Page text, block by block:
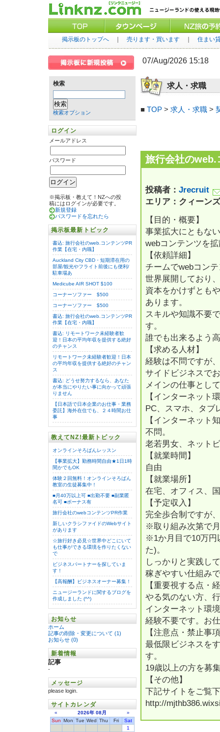
掲示板のトップへ｜ 売ります・買います｜ 住まい
検索
検索オプション
ログイン
メールアドレス
パスワード
※掲示板・教えて！NZへの投
稿にはログインが必要です。
新規登録
パスワードを忘れたら
掲示板最新トピック
書込: 旅行会社のweb.コンテンツPR
作業【在宅・内職】
Auckland City CBD・短期滞在用の
部屋/観光やフライト前後にも便利/
駐車場あ
Medicube AIR SHOT $100
コーナーソファー $500
コーナーソファー $500
書込: 旅行会社のweb.コンテンツPR
作業【在宅・内職】
書込: リモートワーク未経験者歓
迎！日本の平均年収を提供する絶好
のチャンス
リモートワーク未経験者歓迎！日本
の平均年収を提供する絶好のチャン
ス
書込: どうせ努力するなら、あなた
が本当にやりたい事に向かって頑張
りません
【日本語で日本企業のお仕事・業務
委託】海外在住でも、２４時間お仕
事
教えてNZ!最新トピック
オンラインそろばんレッスン
【事業拡大】勤務時間自由★1日1時
間かでもOK
体験２回無料！オンラインそろばん
教室の生徒募集中！
■月40万以上可 ■出勤不要 ■副業匿
名可 ■ボーナス有
旅行会社のwebコンテンツPR作業
新しいクラシファイドのWebサイト
があります
☆旅行好き必見☆世界中どこにいて
も仕事ができる環境を作りたくない
で
ビジネスパートナーを探していま
す！
【高報酬】ビジネスオーナー募集！
ニュージーランドに関するブログを
作成しました (^^)
お知らせ
ホーム
記事の削除・変更について (1)
お知らせ (0)
新着情報
記事
-
メッセージ
please login.
サイトカレンダ
« 2026年 08月
»
Sun Mon Tue Wed Thu Fri
Sat
1
07/Aug/2026 15:18
求人・求職
■ TOP> 求人・求職>
旅行会社のweb.
投稿者： Jrecruit
エリア：クィーン
【目的・概要】
事業拡大にともな
webコンテンツを
【依頼詳細】
チームでwebコン
世界展開しており
資本をかけずとも
あります。
スキルや知識不要
す。
誰でも出来るよう
【求める人材】
経験は不問ですが
サイドビジネスで
メインの仕事とし
【インターネット
PC、スマホ、タブ
【インターネット
不問。
老若男女、ネット
【就業時間】
自由
【就業場所】
在宅、オフィス、
【予定収入】
完全歩合制ですが
※取り組み次第で
※1か月目で10万円
た)。
しっかりと実践し
稼ぎやすい仕組み
【重要視する点・
やる気のない方、
インターネット環
経験不要です。お
【注意点・禁止事
最低限ビジネスを
す。
19歳以上の方を募
【その他】
下記サイトをご覧
http://